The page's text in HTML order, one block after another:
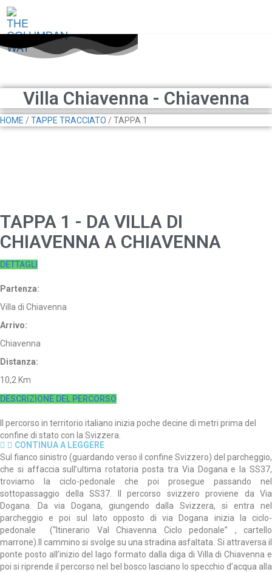
Skip
content
THE COLUMBAN WAY
Villa Chiavenna - Chiavenna
HOME /TAPPE TRACCIATO / TAPPA 1
TAPPA 1 - DA VILLA DI
CHIAVENNA A CHIAVENNA
DETTAGLI
Partenza:
Villa di Chiavenna
Arrivo:
Chiavenna
Distanza:
10,2 Km
DESCRIZIONE DEL PERCORSO
Il percorso in territorio italiano inizia poche decine di metri prima del
confine di stato con la Svizzera.
CONTINUA A LEGGERE
Sul fianco sinistro (guardando verso il confine Svizzero) del parcheggio,
che si affaccia sull’ultima rotatoria posta tra Via Dogana e la SS37,
troviamo la ciclo-pedonale che poi prosegue passando nel
sottopassaggio della SS37. Il percorso svizzero proviene da Via
Dogana. Da via Dogana, giungendo dalla Svizzera, si entra nel
parcheggio e poi sul lato opposto di via Dogana inizia la ciclo-
pedonale (“Itinerario Val Chiavenna Ciclo pedonale” , cartello
marrone).Il cammino si svolge su una stradina asfaltata. Si attraversa il
ponte posto all’inizio del lago formato dalla diga di Villa di Chiavenna e
poi si riprende il percorso nel bel bosco lasciano lo specchio d’acqua alla